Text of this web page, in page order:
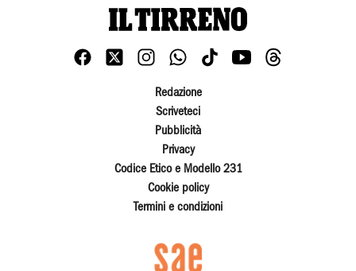
Redazione
Scriveteci
Pubblicità
Privacy
Codice Etico e Modello 231
Cookie policy
Termini e condizioni